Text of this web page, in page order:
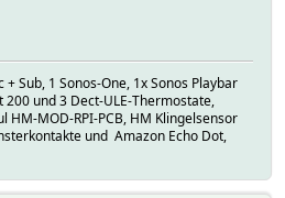
+ Sub, 1 Sonos-One, 1x Sonos Playbar
200 und 3 Dect-ULE-Thermostate,
HM-MOD-RPI-PCB, HM Klingelsensor
und Amazon Echo Dot,